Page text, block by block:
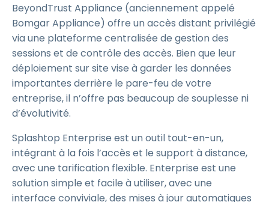
BeyondTrust Appliance (anciennement appelé
Bomgar Appliance) offre un accès distant privilégié
via une plateforme centralisée de gestion des
sessions et de contrôle des accès. Bien que leur
déploiement sur site vise à garder les données
importantes derrière le pare-feu de votre
entreprise, il n’offre pas beaucoup de souplesse ni
d’évolutivité.
Splashtop Enterprise est un outil tout-en-un,
intégrant à la fois l’accès et le support à distance,
avec une tarification flexible. Enterprise est une
solution simple et facile à utiliser, avec une
interface conviviale, des mises à jour automatiques